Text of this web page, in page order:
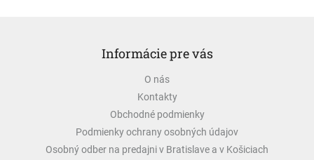
Informácie pre vás
O nás
Kontakty
Obchodné podmienky
Podmienky ochrany osobných údajov
Osobný odber na predajni v Bratislave a v Košiciach